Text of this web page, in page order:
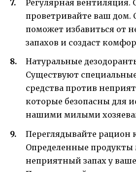
Регулярная вентиляция.
проветривайте ваш дом.
поможет избавиться от
запахов и создаст
Натуральные
Существуют
средства против
которые безопасны для
нашими милыми
Переглядывайте рацион
Определенные продукты
неприятный запах у